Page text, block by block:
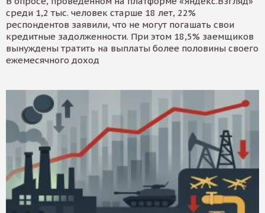
среди 1,2 тыс. человек старше 18 лет, 22%
респондентов заявили, что не могут погашать свои
кредитные задолженности. При этом 18,5% заемщиков
вынуждены тратить на выплаты более половины своего
ежемесячного доход